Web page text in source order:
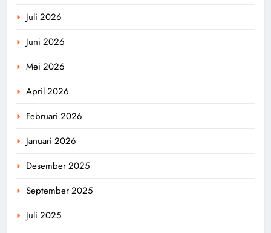
Juli 2026
Juni 2026
Mei 2026
April 2026
Februari 2026
Januari 2026
Desember 2025
September 2025
Juli 2025